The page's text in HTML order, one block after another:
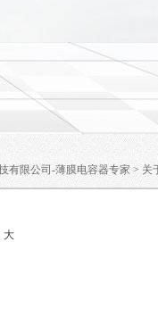
有限公司-薄膜电容器专家 > 关
大